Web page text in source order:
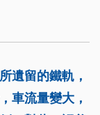
遺留的鐵軌，
車流量變大，